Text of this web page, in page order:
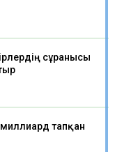
сұранысы
тапқан